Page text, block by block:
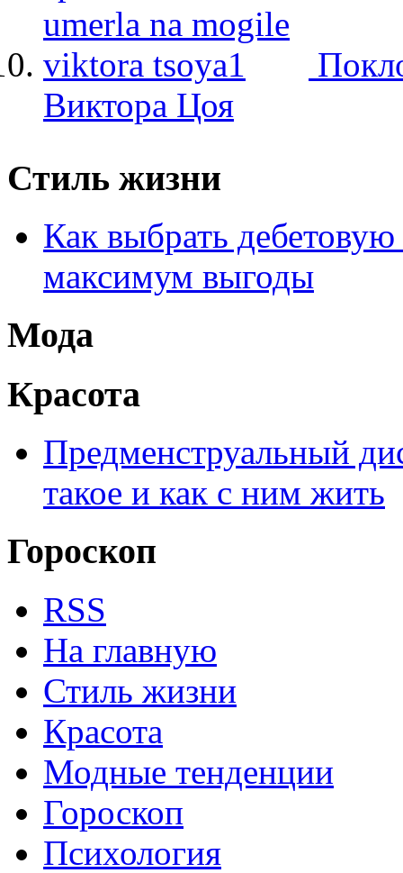
Виктора Цоя
Стиль жизни
Как выбрать дебетовую
максимум выгоды
Мода
Красота
Предменструальный
такое и как с ним жить
Гороскоп
RSS
На главную
Стиль жизни
Красота
Модные тенденции
Гороскоп
Психология